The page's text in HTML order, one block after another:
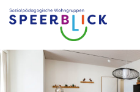
Inhalt
springen